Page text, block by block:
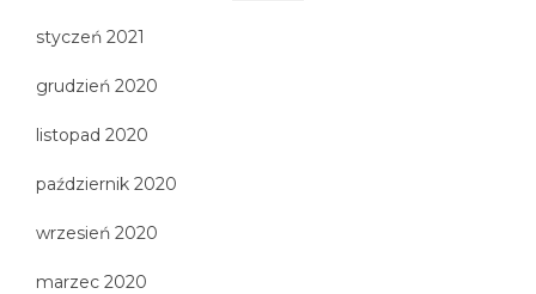
styczeń 2021
grudzień 2020
listopad 2020
październik 2020
wrzesień 2020
marzec 2020